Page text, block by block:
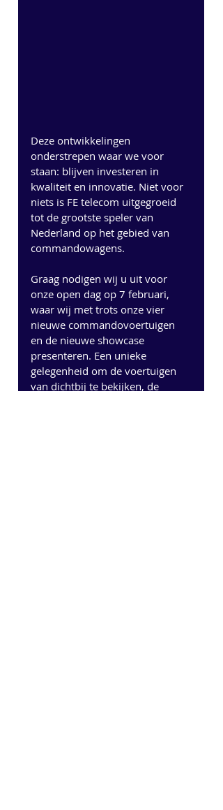
Deze ontwikkelingen
onderstrepen waar we voor
staan: blijven investeren in
kwaliteit en innovatie. Niet voor
niets is FE telecom uitgegroeid
tot de grootste speler van
Nederland op het gebied van
commandowagens.
Graag nodigen wij u uit voor
onze open dag op 7 februari,
waar wij met trots onze vier
nieuwe commandovoertuigen
en de nieuwe showcase
presenteren. Een unieke
gelegenheid om de voertuigen
van dichtbij te bekijken, de